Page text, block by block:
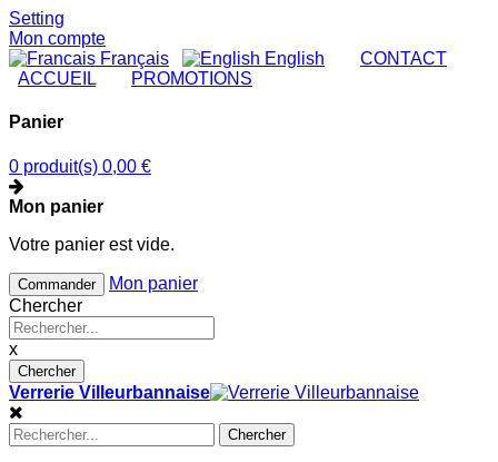
Setting
Mon compte
Français
English CONTACT
ACCUEIL
PROMOTIONS
Panier
0 produit(s) 0,00 €
Mon panier
Votre panier est vide.
Commander
Mon panier
Chercher
x
Chercher
Verrerie Villeurbannaise
Chercher